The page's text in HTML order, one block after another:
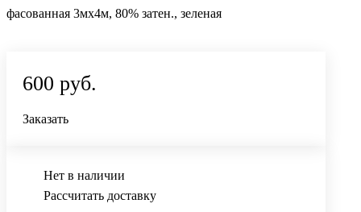
фасованная 3мх4м, 80% затен., зеленая
600 руб.
Заказать
Нет в наличии
Рассчитать доставку